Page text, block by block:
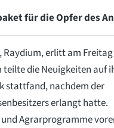
für die Opfer des
Raydium, erlitt am Freitag
teilte die Neuigkeiten auf
stattfand, nachdem der
erlangt hatte.
und Agrarprogramme